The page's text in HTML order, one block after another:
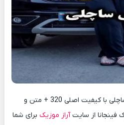
دانلود آهنگ جدید دیجی ساچلی با کیفیت اصلی 320 + متن و
فینجانا از سایتآراز موزیک برای شما